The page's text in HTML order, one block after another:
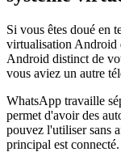
Si vous êtes doué en
virtualisation Android
Android distinct de
vous aviez un autre
WhatsApp travaille
permet d'avoir des
pouvez l'utiliser sans
principal est connecté.